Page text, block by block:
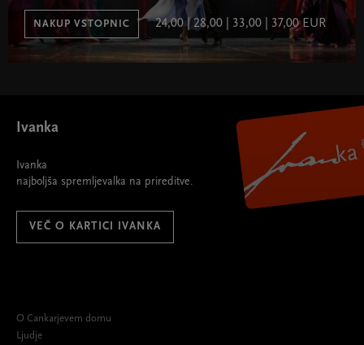
NAKUP VSTOPNIC 24,00 | 28,00 | 33,00 | 37,00 EUR
Ivanka
Ivanka
najboljša spremljevalka na prireditve.
VEČ O KARTICI IVANKA
O Cankarjevem domu
Ljudje